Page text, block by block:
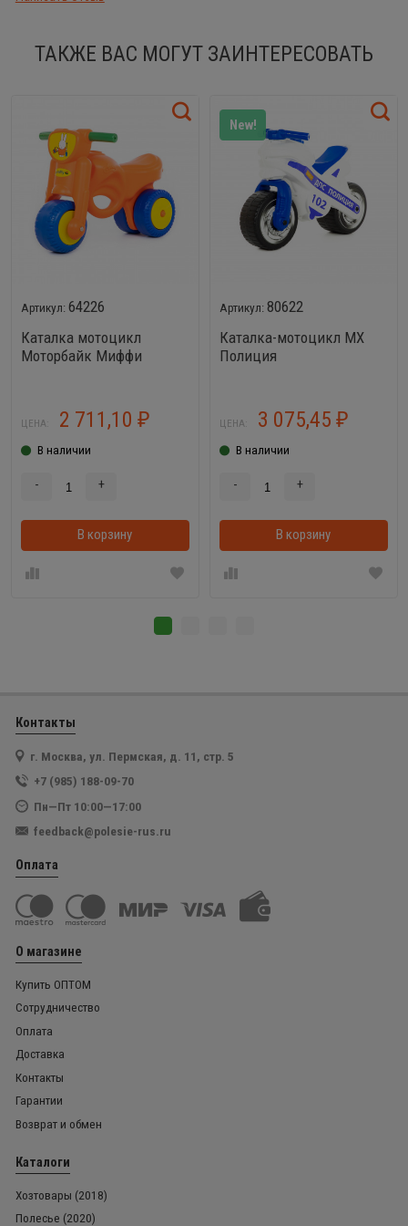
ТАКЖЕ ВАС МОГУТ ЗАИНТЕРЕСОВАТЬ
64226
Каталка мотоцикл
Моторбайк Миффи
ЦЕНА: 2 711,10 ₽
В наличии
- +
В корзину
New!
80622
Каталка-мотоцикл MX
Полиция
ЦЕНА: 3 075,45 ₽
В наличии
- +
В корзину
Контакты
г. Москва, ул. Пермская, д. 11, стр. 5
+7 (985) 188-09-70
Пн—Пт 10:00—17:00
feedback@polesie-rus.ru
Оплата
О магазине
Купить ОПТОМ
Сотрудничество
Оплата
Доставка
Контакты
Гарантии
Возврат и обмен
Каталоги
Хозтовары (2018)
Полесье (2020)